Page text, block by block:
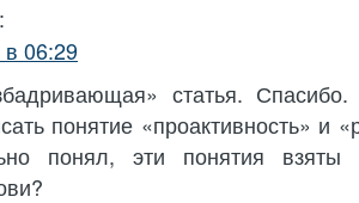
:
06:29
статья.
понятие «проактивность» и
понял, эти понятия взяты